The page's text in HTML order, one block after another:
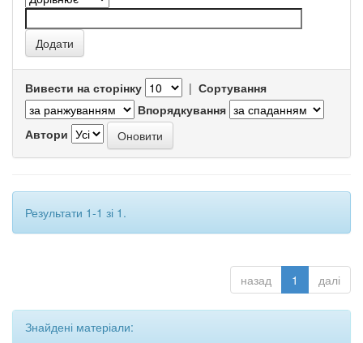
Вивести на сторінку | Сортування
Впорядкування
Автори
Результати 1-1 зі 1.
назад 1 далі
Знайдені матеріали: